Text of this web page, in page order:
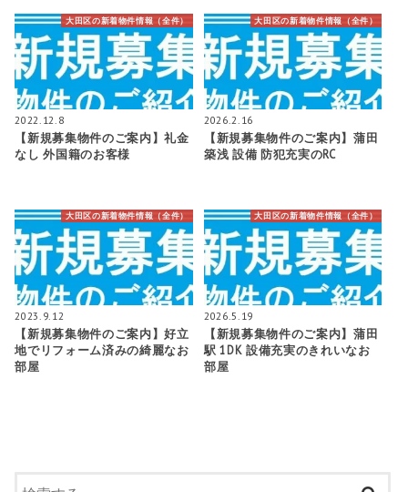
大田区の新着物件情報（全件）
2022.12.8
【新規募集物件のご案内】礼金
なし 外国籍のお客様
大田区の新着物件情報（全件）
2026.2.16
【新規募集物件のご案内】蒲田
築浅 設備 防犯充実のRC
大田区の新着物件情報（全件）
2023.9.12
【新規募集物件のご案内】好立
地でリフォーム済みの綺麗なお
部屋
大田区の新着物件情報（全件）
2026.5.19
【新規募集物件のご案内】蒲田
駅 1DK 設備充実のきれいなお
部屋